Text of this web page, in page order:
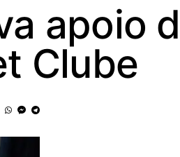
apoio
Clube